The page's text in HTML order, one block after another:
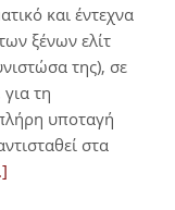
και έντεχνα
ξένων ελίτ
της), σε
τη
υποταγή
στα